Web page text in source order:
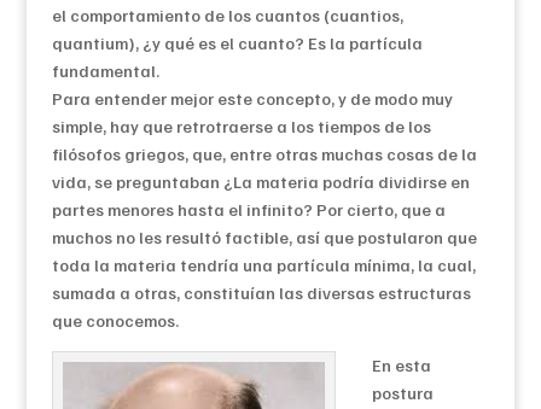
el comportamiento de los cuantos (cuantios,
quantium), ¿y qué es el cuanto? Es la partícula
fundamental.
Para entender mejor este concepto, y de modo muy
simple, hay que retrotraerse a los tiempos de los
filósofos griegos, que, entre otras muchas cosas de la
vida, se preguntaban ¿La materia podría dividirse en
partes menores hasta el infinito? Por cierto, que a
muchos no les resultó factible, así que postularon que
toda la materia tendría una partícula mínima, la cual,
sumada a otras, constituían las diversas estructuras
que conocemos.
En esta
postura